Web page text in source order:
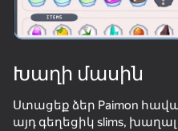
Խաղի մասին
Ստացեք ձեր Paimon
այդ գեղեցիկ slims,